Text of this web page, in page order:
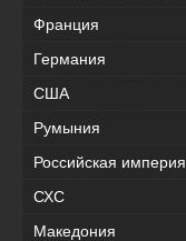
Франция
Германия
США
Румыния
Российская империя
СХС
Македония